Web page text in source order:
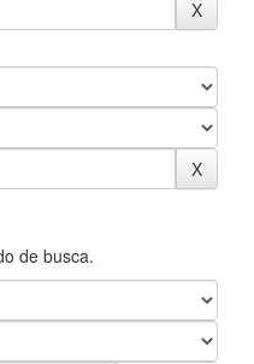
de busca.